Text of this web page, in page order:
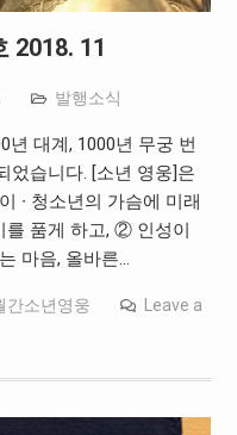
2018. 11
발행소식
년 대계, 1000년 무궁 번
었습니다. [소년 영웅]은
∙ 청소년의 가슴에 미래
를 품게 하고, ② 인성이
마음, 올바른…
간소년영웅
Leave a